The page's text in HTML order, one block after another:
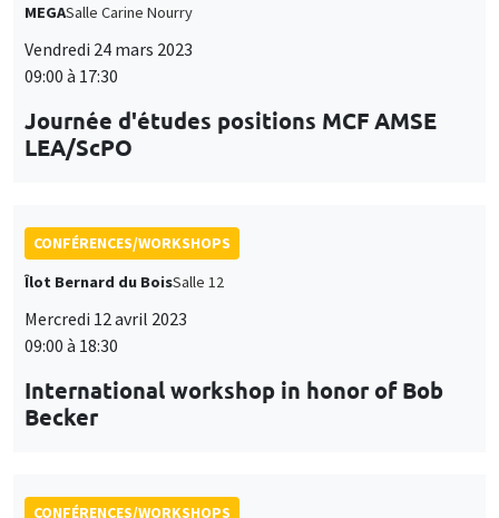
MEGASalle Carine Nourry
Vendredi 24 mars 2023
09:00 à 17:30
Journée d'études positions MCF AMSE
LEA/ScPO
CONFÉRENCES/WORKSHOPS
Îlot Bernard du BoisSalle 12
Mercredi 12 avril 2023
09:00 à 18:30
International workshop in honor of Bob
Becker
CONFÉRENCES/WORKSHOPS